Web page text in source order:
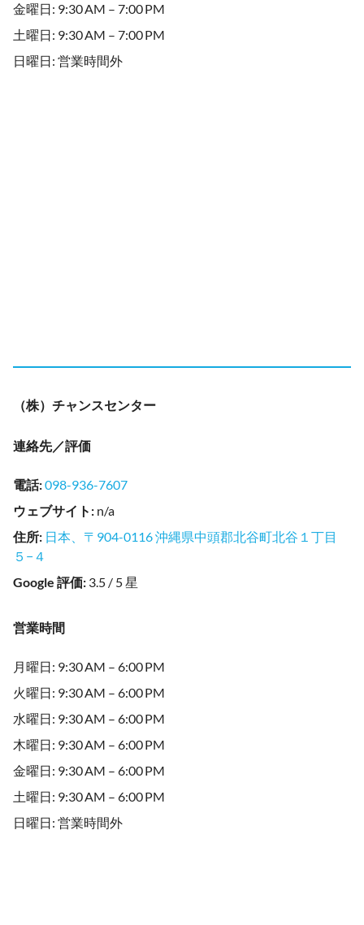
金曜日: 9:30 AM – 7:00 PM
土曜日: 9:30 AM – 7:00 PM
日曜日: 営業時間外
（株）チャンスセンター
連絡先／評価
電話:098-936-7607
ウェブサイト : n/a
住所: 日本、〒904-0116 沖縄県中頭郡北谷町北谷１丁目
５−４
Google 評価: 3.5 / 5 星
営業時間
月曜日: 9:30 AM – 6:00 PM
火曜日: 9:30 AM – 6:00 PM
水曜日: 9:30 AM – 6:00 PM
木曜日: 9:30 AM – 6:00 PM
金曜日: 9:30 AM – 6:00 PM
土曜日: 9:30 AM – 6:00 PM
日曜日: 営業時間外